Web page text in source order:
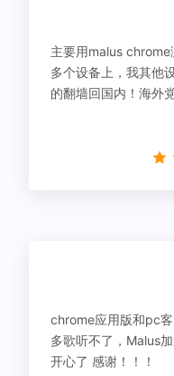
主要用malus
多个设备上，我其他
的翻墙回国内！海外
chrome应用版和pc
多歌听不了，Malus
开心了 感谢！！！